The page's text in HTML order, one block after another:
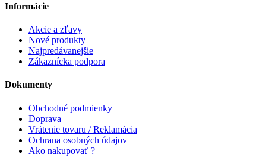
Informácie
Akcie a zľavy
Nové produkty
Najpredávanejšie
Zákaznícka podpora
Dokumenty
Obchodné podmienky
Doprava
Vrátenie tovaru / Reklamácia
Ochrana osobných údajov
Ako nakupovať ?